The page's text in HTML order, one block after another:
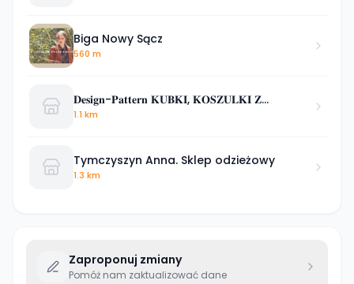
Biga Nowy Sącz
560 m
𝐃𝐞𝐬𝐢𝐠𝐧-𝐏𝐚𝐭𝐭𝐞𝐫𝐧 𝐊𝐔𝐁𝐊𝐈, 𝐊𝐎𝐒𝐙𝐔𝐋𝐊𝐈 𝐙
𝐍𝐀𝐃𝐑𝐔𝐊𝐈𝐄𝐌 𝐎𝐝𝐳𝐢𝐞ż 𝐑
1.1 km
Tymczyszyn Anna. Sklep odzieżowy
1.3 km
Zaproponuj zmiany
Pomóż nam zaktualizować dane